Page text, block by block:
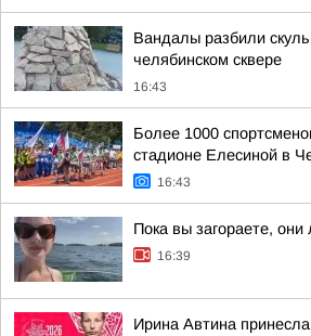
Вандалы разбили
челябинском сквере
16:43
Более 1000
стадионе Елесиной в
16:43
Пока вы загораете,
16:39
Ирина Автина